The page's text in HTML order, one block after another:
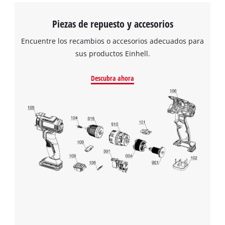
Piezas de repuesto y accesorios
Encuentre los recambios o accesorios adecuados para
sus productos Einhell.
Descubra ahora